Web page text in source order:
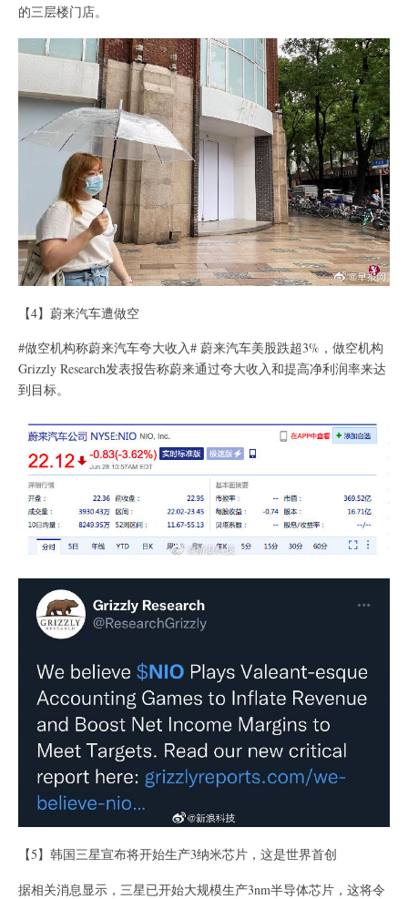
的三层楼门店。
【4】蔚来汽车遭做空
#做空机构称蔚来汽车夸大收入# 蔚来汽车美股跌超3%，做空机构
Grizzly Research发表报告称蔚来通过夸大收入和提高净利润率来达
到目标。
【5】韩国三星宣布将开始生产3纳米芯片，这是世界首创
据相关消息显示，三星已开始大规模生产3nm半导体芯片，这将令